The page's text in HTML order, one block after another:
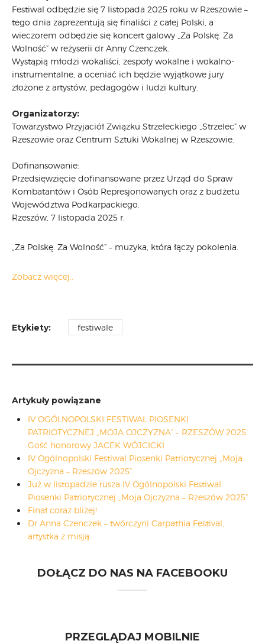
Festiwal odbędzie się 7 listopada 2025 roku w Rzeszowie –
tego dnia zaprezentują się finaliści z całej Polski, a
wieczorem odbędzie się koncert galowy „Za Polskę. Za
Wolność” w reżyserii dr Anny Czenczek.
Wystąpią młodzi wokaliści, zespoły wokalne i wokalno-
instrumentalne, a oceniać ich będzie wyjątkowe jury
złożone z artystów, pedagogów i ludzi kultury.
Organizatorzy:
Towarzystwo Przyjaciół Związku Strzeleckiego „Strzelec” w
Rzeszowie oraz Centrum Sztuki Wokalnej w Rzeszowie.
Dofinansowanie:
Przedsięwzięcie dofinansowane przez Urząd do Spraw
Kombatantów i Osób Represjonowanych oraz z budżetu
Województwa Podkarpackiego.
Rzeszów, 7 listopada 2025 r.
„Za Polskę. Za Wolność” – muzyka, która łączy pokolenia.
Zobacz więcej..
Etykiety: festiwale
Artykuły powiązane
IV OGÓLNOPOLSKI FESTIWAL PIOSENKI
PATRIOTYCZNEJ „MOJA OJCZYZNA” – RZESZÓW 2025.
Gość honorowy JACEK WÓJCICKI
IV Ogólnopolski Festiwal Piosenki Patriotycznej „Moja
Ojczyzna – Rzeszów 2025”
Już w listopadzie rusza IV Ogólnopolski Festiwal
Piosenki Patriotycznej „Moja Ojczyzna – Rzeszów 2025”
Finał coraz bliżej!
Dr Anna Czenczek – twórczyni Carpathia Festival,
artystka z misją.
DOŁĄCZ DO NAS NA FACEBOOKU
PRZEGLĄDAJ MOBILNIE